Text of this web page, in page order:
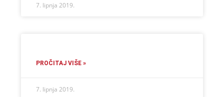
7. lipnja 2019.
PROČITAJ VIŠE »
7. lipnja 2019.